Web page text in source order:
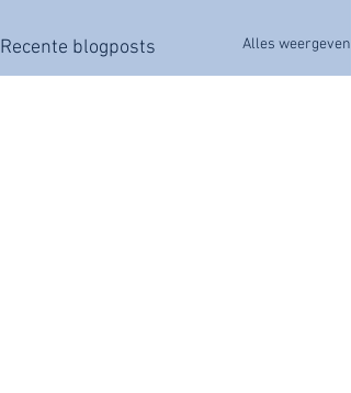
Recente blogposts Alles weergeven